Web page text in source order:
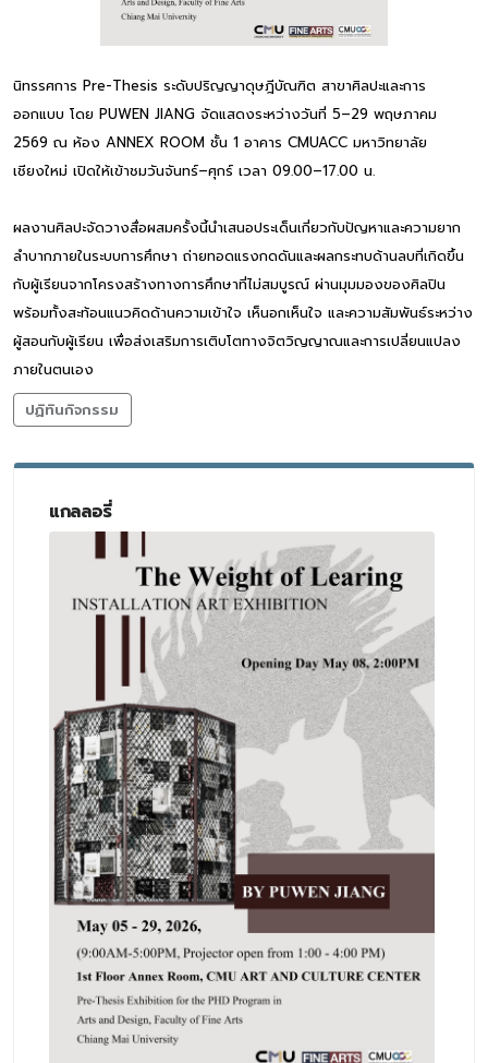
นิทรรศการ Pre-Thesis ระดับปริญญาดุษฎีบัณฑิต สาขาศิลปะและการ
ออกแบบ โดย PUWEN JIANG จัดแสดงระหว่างวันที่ 5–29 พฤษภาคม
2569 ณ ห้อง ANNEX ROOM ชั้น 1 อาคาร CMUACC มหาวิทยาลัย
เชียงใหม่ เปิดให้เข้าชมวันจันทร์–ศุกร์ เวลา 09.00–17.00 น.
ผลงานศิลปะจัดวางสื่อผสมครั้งนี้นำเสนอประเด็นเกี่ยวกับปัญหาและความยาก
ลำบากภายในระบบการศึกษา ถ่ายทอดแรงกดดันและผลกระทบด้านลบที่เกิดขึ้น
กับผู้เรียนจากโครงสร้างทางการศึกษาที่ไม่สมบูรณ์ ผ่านมุมมองของศิลปิน
พร้อมทั้งสะท้อนแนวคิดด้านความเข้าใจ เห็นอกเห็นใจ และความสัมพันธ์ระหว่าง
ผู้สอนกับผู้เรียน เพื่อส่งเสริมการเติบโตทางจิตวิญญาณและการเปลี่ยนแปลง
ภายในตนเอง
ปฏิทินกิจกรรม
แกลลอรี่